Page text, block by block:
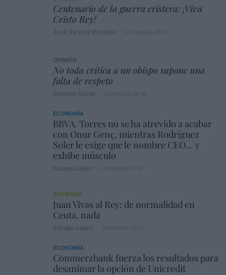
Centenario de la guerra cristera: ¡Viva
Cristo Rey!
OPINIÓN
No toda crítica a un obispo supone una
falta de respeto
ECONOMÍA
BBVA. Torres no se ha atrevido a acabar
con Onur Genç, mientras Rodríguez
Soler le exige que le nombre CEO... y
exhibe músculo
SOCIEDAD
Juan Vivas al Rey: de normalidad en
Ceuta, nada
ECONOMÍA
Commerzbank fuerza los resultados para
desanimar la opción de Unicredit